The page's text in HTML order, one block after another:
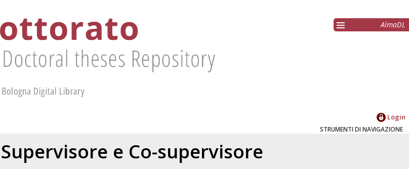
AlmaDL
Login
STRUMENTI DI NAVIGAZIONE
e Co-supervisore